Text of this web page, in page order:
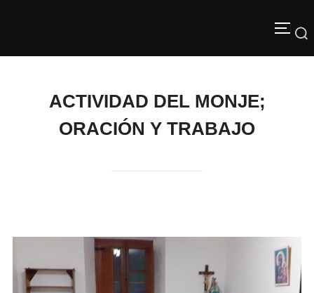
Buscar:
ACTIVIDAD DEL MONJE;
ORACIÓN Y TRABAJO